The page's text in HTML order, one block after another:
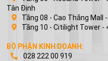
Tân Định
Tầng 08 - Cao Thắng Mall
Tầng 10 - Citilight Tower -
BỘ PHẬN KINH DOANH:
028 222 00 919